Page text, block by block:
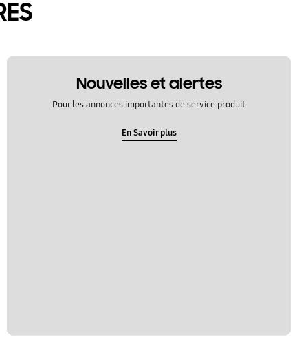
Nouvelles et alertes
Pour les annonces importantes de service produit
En Savoir plus